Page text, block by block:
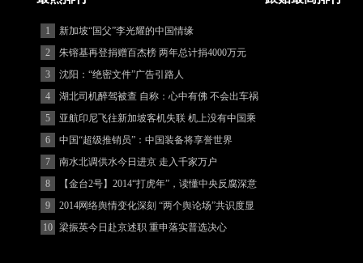
1
新加坡“国父”李光耀的中国情缘
2
朱镕基再登捐赠百杰榜 两年总计捐4000万元
3
沈阳：“绝密文件”广告引路人
4
湖北司机醉驾被查 自称：心中有佛 不会出车祸
(图)
5
亚航印尼飞往新加坡客机失联 机上没有中国乘
客
6
中国“超级推销员”：中国装备将享誉世界
7
南水北调供水今日进京 走入千家万户
8
【金台2号】2014“打虎年”，读懂中央反腐深意
9
2014网络舆情变化深刻 “两个舆论场”共识度显
著增强
10 梁振英今日赴京述职 重申落实普选决心